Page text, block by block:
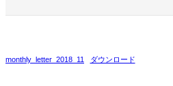
monthly_letter_2018_11 ダウンロード